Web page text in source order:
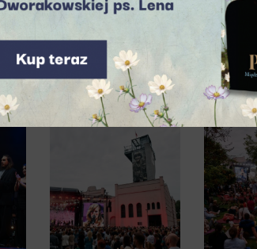
i nowoczesną wrażliwością. Ich
wzruszać, przypominać i jednoczyć.